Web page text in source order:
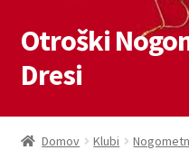
Skip
to
navigation
Skip
to
content
Otroški
Dresi
Domov
Domov Klubi